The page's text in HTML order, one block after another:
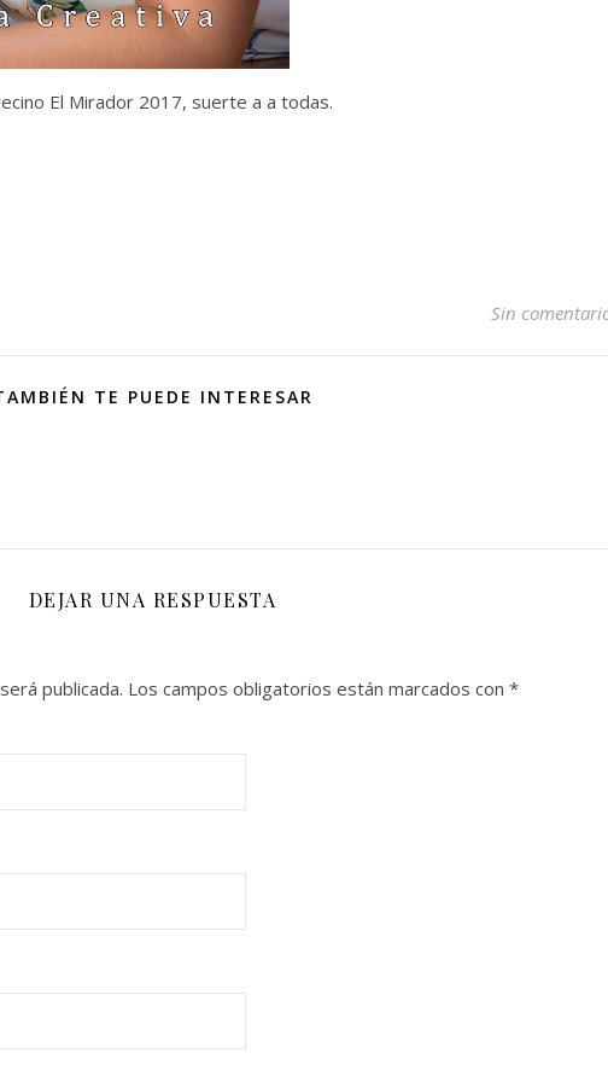
El Mirador 2017, suerte a a todas.
Sin
TE PUEDE INTERESAR
DEJAR UNA RESPUESTA
publicada. Los campos obligatorios están marcados con *